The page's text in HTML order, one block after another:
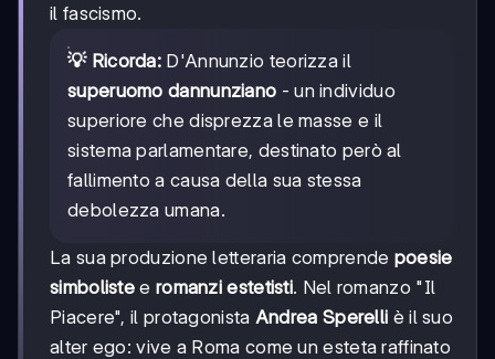
il fascismo.
💡 Ricorda: D'Annunzio teorizza il
superuomo dannunziano - un individuo
superiore che disprezza le masse e il
sistema parlamentare, destinato però al
fallimento a causa della sua stessa
debolezza umana.
La sua produzione letteraria comprende poesie
simboliste e romanzi estetisti. Nel romanzo "Il
Piacere", il protagonista Andrea Sperelli è il suo
alter ego: vive a Roma come un esteta raffinato